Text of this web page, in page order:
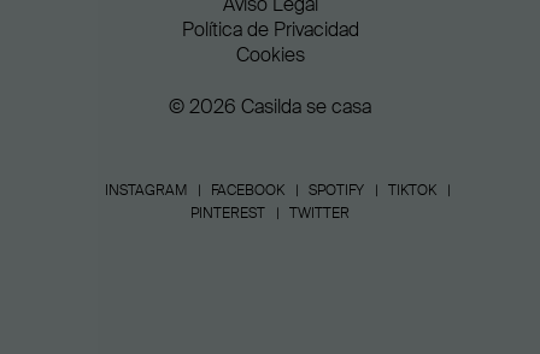
Política de Privacidad
Cookies
© 2026 Casilda se casa
INSTAGRAM FACEBOOK SPOTIFY
TIKTOK
PINTEREST
TWITTER